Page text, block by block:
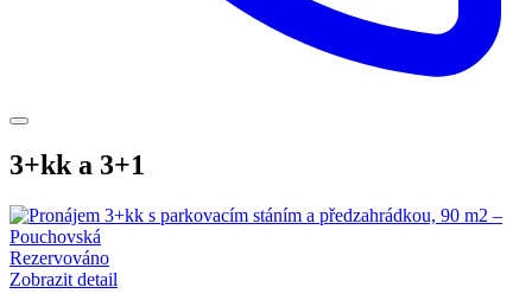
3+kk a 3+1
Rezervováno
Zobrazit detail